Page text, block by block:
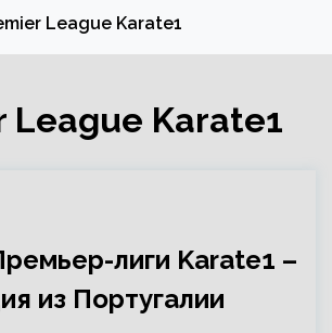
League Karate1
League Karate1
лиги Karate1 –
из Португалии